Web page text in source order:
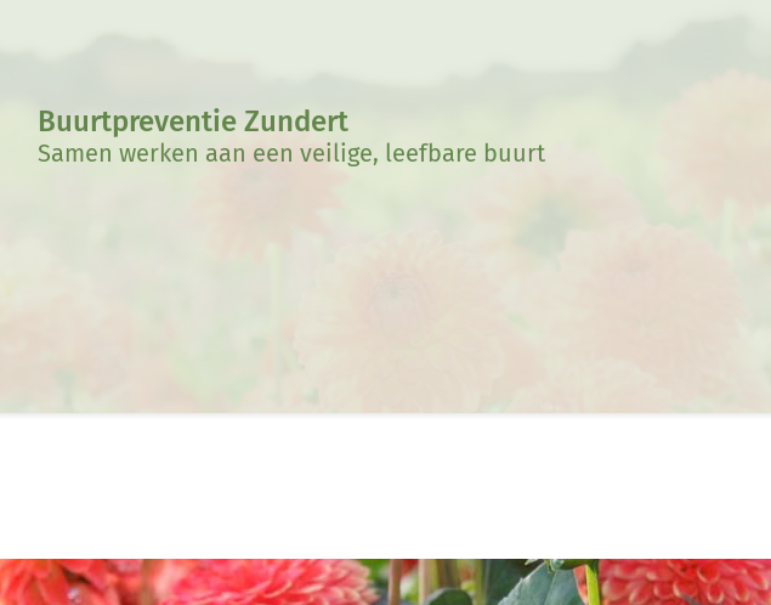
Buurtpreventie Zundert
Samen werken aan een veilige, leefbare buurt